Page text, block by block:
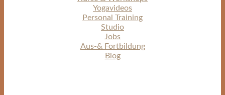
Yogavideos
Personal Training
Studio
Jobs
Aus-& Fortbildung
Blog